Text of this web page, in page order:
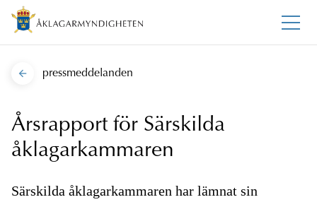
pressmeddelanden
Årsrapport för Särskilda
åklagarkammaren
Särskilda åklagarkammaren har lämnat sin